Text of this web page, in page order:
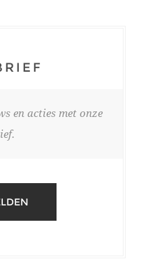
en acties met onze